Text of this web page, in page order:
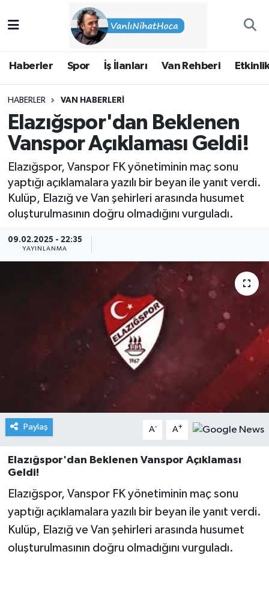
Haberler Spor İş İlanları Van Rehberi
HABERLER VAN HABERLERI
Elazığspor'dan Beklenen
Vanspor Açıklaması Geldi!
Elazığspor, Vanspor FK yönetiminin maç sonu
yaptığı açıklamalara yazılı bir beyan ile yanıt verdi.
Kulüp, Elazığ ve Van şehirleri arasında husumet
oluşturulmasının doğru olmadığını vurguladı.
09.02.2025 - 22:35
YAYINLANMA
Paylaş A- A+
Elazığspor'dan Beklenen Vanspor Açıklaması
Geldi!
Elazığspor, Vanspor FK yönetiminin maç sonu
yaptığı açıklamalara yazılı bir beyan ile yanıt verdi.
Kulüp, Elazığ ve Van şehirleri arasında husumet
oluşturulmasının doğru olmadığını vurguladı.
Van Rehberi
Etkinlikler
Köşe Yazıları
İpekyolu Nöbetçi Eczaneler
Süper Lig Puan Durumu ve Fikstür
Tüm Manşetler
Son Dakika Haberleri